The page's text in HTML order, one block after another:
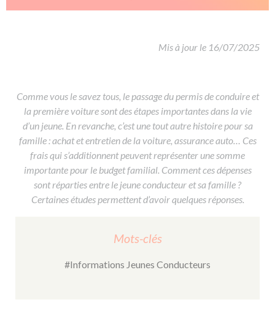
Formations pro.
Mis à jour le 16/07/2025
Comme vous le savez tous, le passage du permis de conduire et
la première voiture sont des étapes importantes dans la vie
d’un jeune. En revanche, c’est une tout autre histoire pour sa
famille : achat et entretien de la voiture, assurance auto… Ces
frais qui s’additionnent peuvent représenter une somme
importante pour le budget familial. Comment ces dépenses
sont réparties entre le jeune conducteur et sa famille ?
Certaines études permettent d’avoir quelques réponses.
Mots-clés
#Informations Jeunes Conducteurs